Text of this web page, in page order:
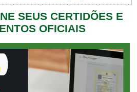
SEUS CERTIDÕES E
OFICIAIS